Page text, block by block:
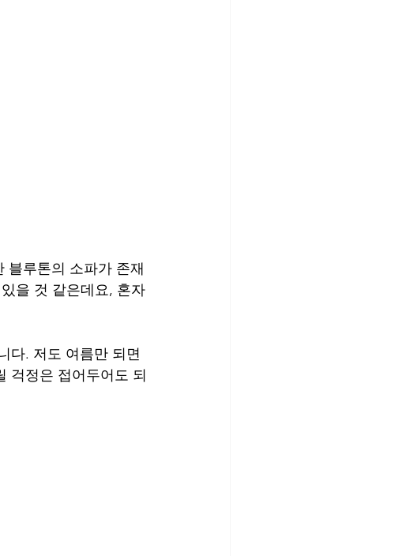
블루톤의 소파가 존재
을 것 같은데요, 혼자
다. 저도 여름만 되면
걱정은 접어두어도 되